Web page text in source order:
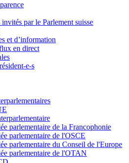
par le Parlement suisse
et d’information
en direct
e-s
parlementaire de la Francophonie
parlementaire de l'OSCE
parlementaire du Conseil de l'Europe
parlementaire de l'OTAN